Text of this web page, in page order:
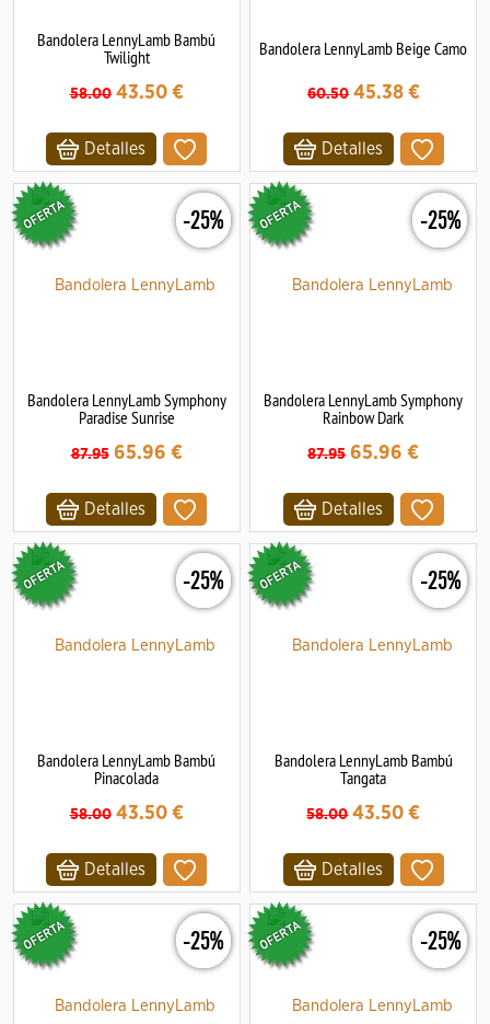
Bandolera LennyLamb Bambú
Twilight
58.00 43.50€
Detalles
Bandolera LennyLamb Beige Camo
60.50 45.38€
Detalles
-25%
Bandolera LennyLamb Symphony
Paradise Sunrise
87.95 65.96 €
Detalles
-25%
Bandolera LennyLamb Symphony
Rainbow Dark
87.95 65.96 €
Detalles
-25%
Bandolera LennyLamb Bambú
Pinacolada
58.00 43.50€
Detalles
-25%
Bandolera LennyLamb Bambú
Tangata
58.00 43.50 €
Detalles
-25% -25%